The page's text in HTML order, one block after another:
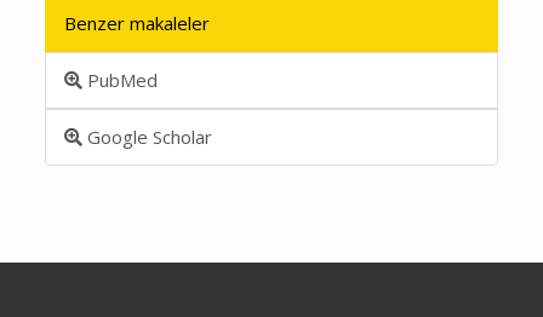
Benzer makaleler
PubMed
Google Scholar